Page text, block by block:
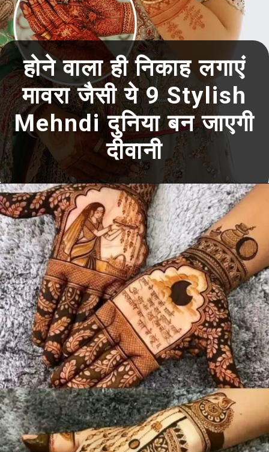
होने वाला ही निकाह लगाएं
मावरा जैसी ये 9 Stylish
Mehndi दुनिया बन जाएगी
दीवानी